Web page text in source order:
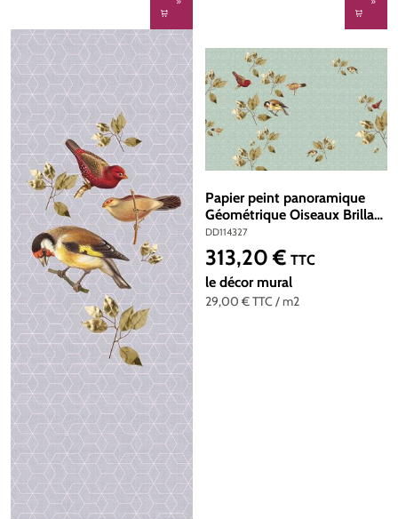
Papier peint panoramique
Géométrique Oiseaux Brillant
birds 2 - Référence DD114327
- Intissé 200g/m2 - Standard
400 x 270
DD114327
29,00 €TTC / m2
Prix régulier :
313,20 € TTC
le décor mural